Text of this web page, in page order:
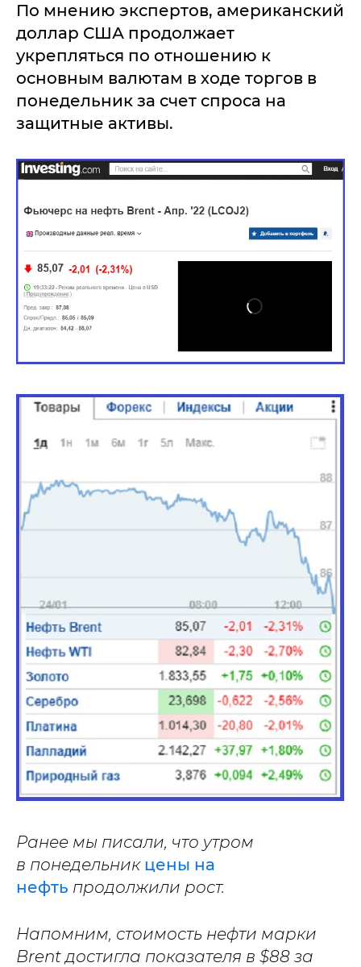
По мнению экспертов, американский
доллар США продолжает
укрепляться по отношению к
основным валютам в ходе торгов в
понедельник за счет спроса на
защитные активы.
Ранее мы писали, что утром
в понедельник цены на
нефть продолжили рост.
Напомним, стоимость нефти марки
Brent достигла показателя в $88 за